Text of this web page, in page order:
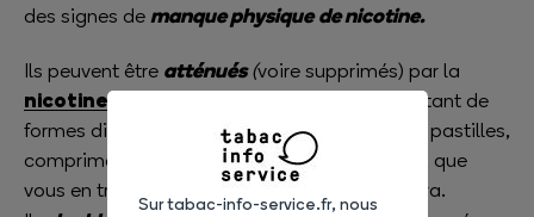
des signes de manque physique de nicotine.
Ils peuvent être atténués(voire supprimés) par la
nicotine de substitution . Il en existe sous tant de
formes différentes (comme patchs, gommes, pastilles,
comprimés à fondre sous la langue ou spray), que
vous en trouverez bien une qui vous conviendra.
Sur tabac-info-service.fr, nous